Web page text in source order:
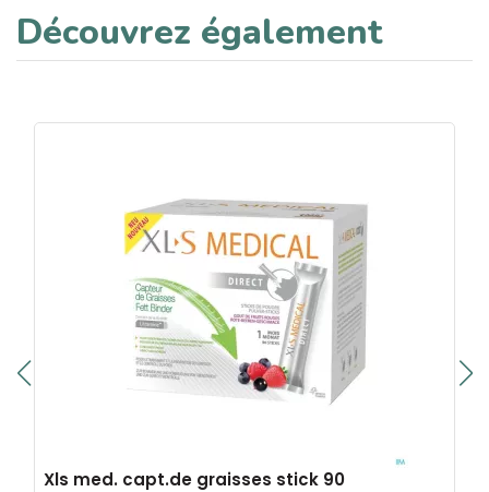
Découvrez également
Xls med. capt.de graisses stick 90